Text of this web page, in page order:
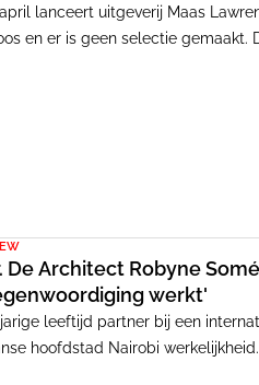
lanceert uitgeverij Maas
en er is geen selectie
De Architect Robyne
werkt'
leeftijd partner bij een
hoofdstad Nairobi